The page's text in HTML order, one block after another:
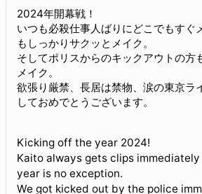
2024年開幕戦！
いつも必殺仕事人ばりにどこでもすぐ
もしっかりサクッとメイク。
そしてポリスからのキックアウトの方
メイク。
欲張り厳禁、長居は禁物、涙の東京ラ
しておめでとうございます。
Kicking off the year 2024!
Kaito always gets clips
year is no exception.
We got kicked out by the police